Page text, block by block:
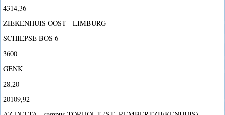
4314,36
ZIEKENHUIS OOST - LIMBURG
SCHIEPSE BOS 6
3600
GENK
28,20
20109,92